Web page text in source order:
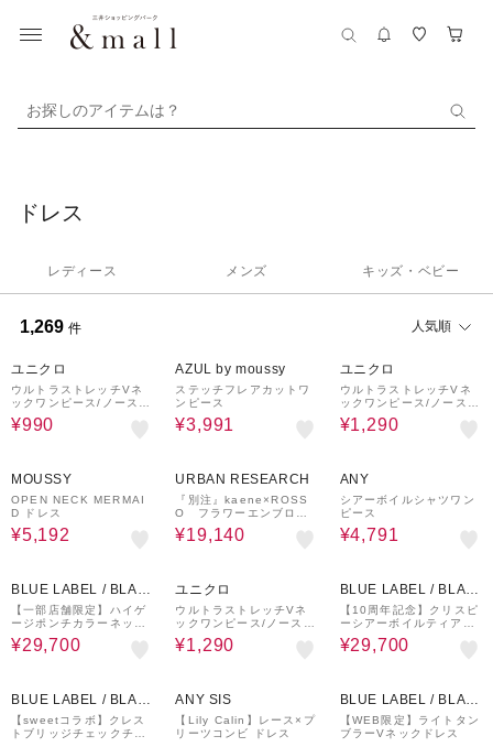
お探しのアイテムは？
ドレス
レディース メンズ キッズ・ベビー
1,269 件 人気順
ユニクロ
ウルトラストレッチVネ
ックワンピース/ノースリ
ーブ
¥990
AZUL by moussy
ステッチフレアカットワ
ンピース
¥3,991
ユニクロ
ウルトラストレッチVネ
ックワンピース/ノースリ
ーブ
¥1,290
MOUSSY
OPEN NECK MERMAI
D ドレス
¥5,192
URBAN RESEARCH
『別注』kaene×ROSS
O フラワーエンブロイ
ダリードレス
¥19,140
ANY
シアーボイルシャツワン
ピース
¥4,791
BLUE LABEL / BLAC
K LABEL CRESTBRI
DGE
【一部店舗限定】ハイゲ
ージポンチカラーネック
ドレス
¥29,700
ユニクロ
ウルトラストレッチVネ
ックワンピース/ノースリ
ーブ
¥1,290
BLUE LABEL / BLAC
K LABEL CRESTBRI
DGE
【10周年記念】クリスピ
ーシアーボイルティアー
ドドレス
¥29,700
BLUE LABEL / BLAC
K LABEL CRESTBRI
DGE
【sweetコラボ】クレス
トブリッジチェックチュ
ANY SIS
【Lily Calin】レース×プ
リーツコンビ ドレス
BLUE LABEL / BLAC
K LABEL CRESTBRI
DGE
【WEB限定】ライトタン
ブラーVネックドレス